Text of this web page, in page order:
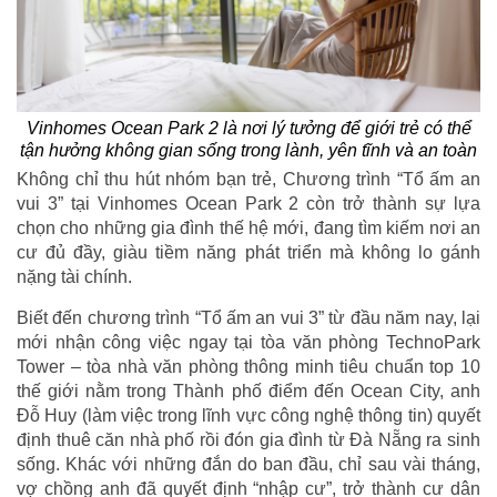
Vinhomes Ocean Park 2 là nơi lý tưởng để giới trẻ có thể
tận hưởng không gian sống trong lành, yên tĩnh và an toàn
Không chỉ thu hút nhóm bạn trẻ, Chương trình “Tổ ấm an
vui 3” tại Vinhomes Ocean Park 2 còn trở thành sự lựa
chọn cho những gia đình thế hệ mới, đang tìm kiếm nơi an
cư đủ đầy, giàu tiềm năng phát triển mà không lo gánh
nặng tài chính.
Biết đến chương trình “Tổ ấm an vui 3” từ đầu năm nay, lại
mới nhận công việc ngay tại tòa văn phòng TechnoPark
Tower – tòa nhà văn phòng thông minh tiêu chuẩn top 10
thế giới nằm trong Thành phố điểm đến Ocean City, anh
Đỗ Huy (làm việc trong lĩnh vực công nghệ thông tin) quyết
định thuê căn nhà phố rồi đón gia đình từ Đà Nẵng ra sinh
sống. Khác với những đắn do ban đầu, chỉ sau vài tháng,
vợ chồng anh đã quyết định “nhập cư”, trở thành cư dân